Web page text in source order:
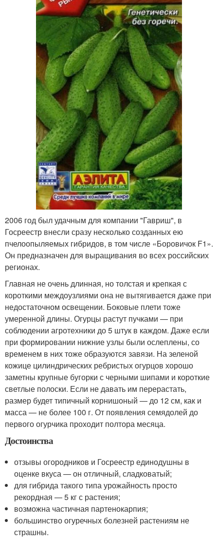
2006 год был удачным для компании "Гавриш", в
Госреестр внесли сразу несколько созданных ею
пчелоопыляемых гибридов, в том числе «Боровичок F1».
Он предназначен для выращивания во всех российских
регионах.
Главная не очень длинная, но толстая и крепкая с
короткими междоузлиями она не вытягивается даже при
недостаточном освещении. Боковые плети тоже
умеренной длины. Огурцы растут пучками — при
соблюдении агротехники до 5 штук в каждом. Даже если
при формировании нижние узлы были ослеплены, со
временем в них тоже образуются завязи. На зеленой
кожице цилиндрических ребристых огурцов хорошо
заметны крупные бугорки с черными шипами и короткие
светлые полоски. Если не давать им перерастать,
размер будет типичный корнишоный — до 12 см, как и
масса — не более 100 г. От появления семядолей до
первого огурчика проходит полтора месяца.
Достоинства
отзывы огородников и Госреестр единодушны в
оценке вкуса — он отличный, сладковатый;
для гибрида такого типа урожайность просто
рекордная — 5 кг с растения;
возможна частичная партенокарпия;
большинство огуречных болезней растениям не
страшны.